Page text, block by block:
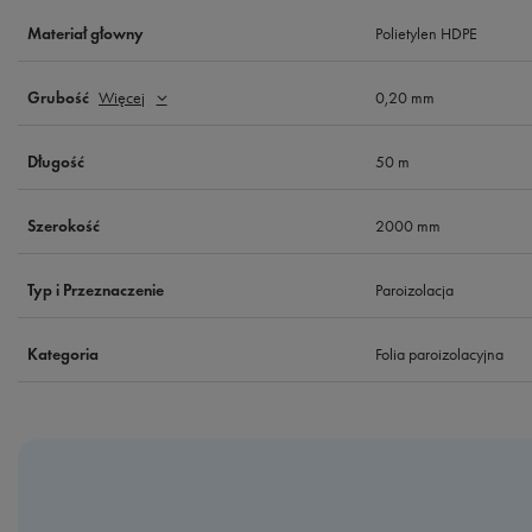
Materiał głowny Polietylen HDPE
Grubość Więcej 0,20 mm
Długość 50 m
Szerokość 2000 mm
Typ i Przeznaczenie Paroizolacja
Kategoria Folia paroizolacyjna